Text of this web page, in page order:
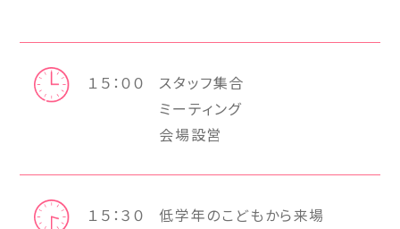
１５：００
スタッフ集合
ミーティング
会場設営
１５：３０
低学年のこどもから来場